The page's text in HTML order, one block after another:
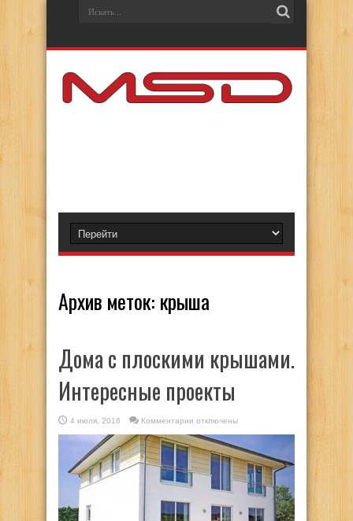
Архив меток: крыша
Дома с плоскими крышами.
Интересные проекты
4 июля, 2016 Комментарии
Дома
с
плоскими
крышами.
Интересные
отключены